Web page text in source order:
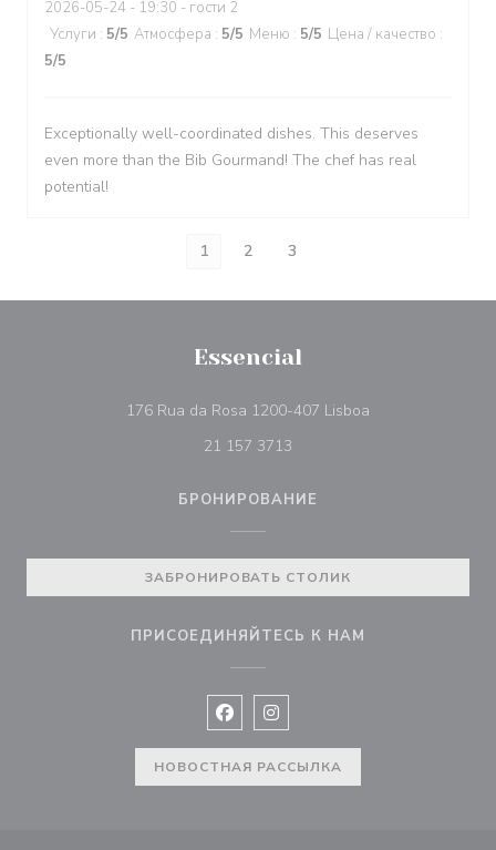
2026-05-24 - 19:30 - гости 2
Услуги : 5/5 Атмосфера : 5/5 Меню : 5/5 Цена / качество :
5/5
Exceptionally well-coordinated dishes. This deserves
even more than the Bib Gourmand! The chef has real
potential!
1 2 3
Essencial
176 Rua da Rosa 1200-407 Lisboa
21 157 3713
БРОНИРОВАНИЕ
ЗАБРОНИРОВАТЬ СТОЛИК
ПРИСОЕДИНЯЙТЕСЬ К НАМ
Facebook ((открывается в новом
Instagram ((открывается в
НОВОСТНАЯ РАССЫЛКА